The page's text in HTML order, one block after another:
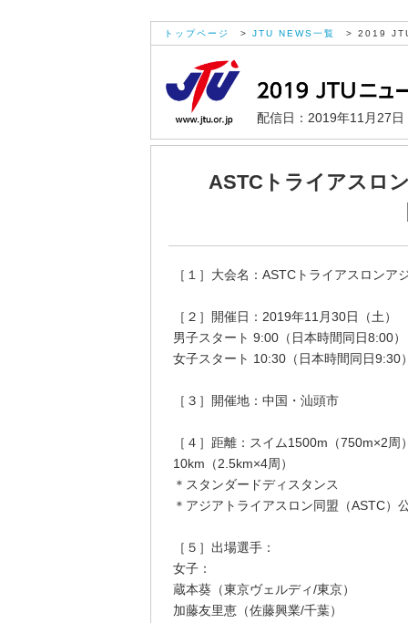
トップページ > JTU NEWS一覧 > 2019
配信日：2019年11月27日
ASTCトライアスロ
［１］大会名：ASTCトライアスロンア
［２］開催日：2019年11月30日（土
男子スタート 9:00（日本時間同日8:00）
女子スタート 10:30（日本時間同日9:30
［３］開催地：中国・汕頭市
［４］距離：スイム1500m（750m×2
10km（2.5km×4周）
＊スタンダードディスタンス
＊アジアトライアスロン同盟（ASTC）
［５］出場選手：
女子：
蔵本葵（東京ヴェルディ/東京）
加藤友里恵（佐藤興業/千葉）